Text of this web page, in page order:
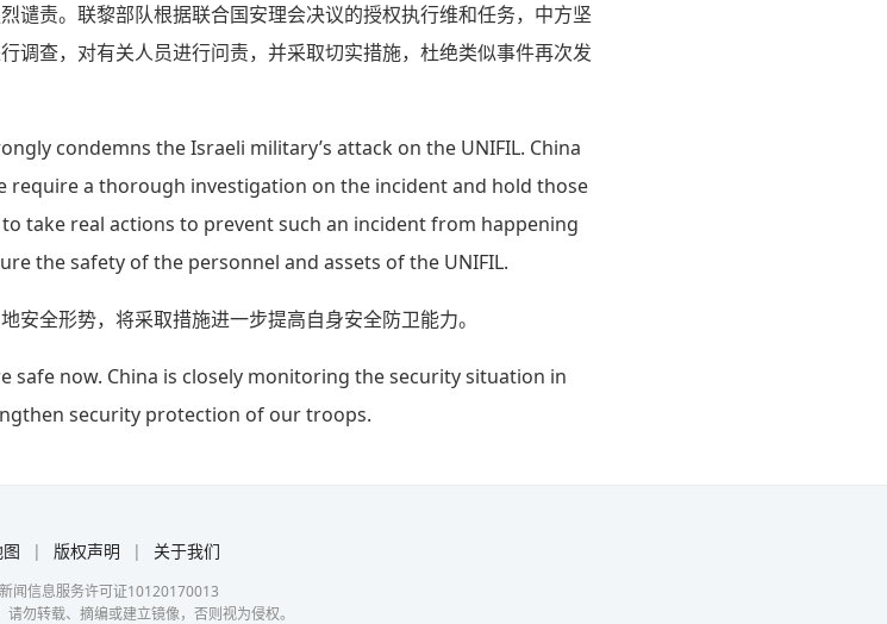
谴责。联黎部队根据联合国安理会决议的授权执行维和任务，中方坚
调查，对有关人员进行问责，并采取切实措施，杜绝类似事件再次发
condemns the Israeli military’s attack on the UNIFIL. China
require a thorough investigation on the incident and hold those
take real actions to prevent such an incident from happening
the safety of the personnel and assets of the UNIFIL.
安全形势，将采取措施进一步提高自身安全防卫能力。
safe now. China is closely monitoring the security situation in
security protection of our troops.
| 版权声明 | 关于我们
闻信息服务许可证10120170013
勿转载、摘编或建立镜像，否则视为侵权。